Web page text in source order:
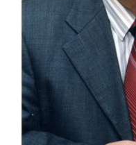
信息
三创
实用
总会
会长
总会
关闭